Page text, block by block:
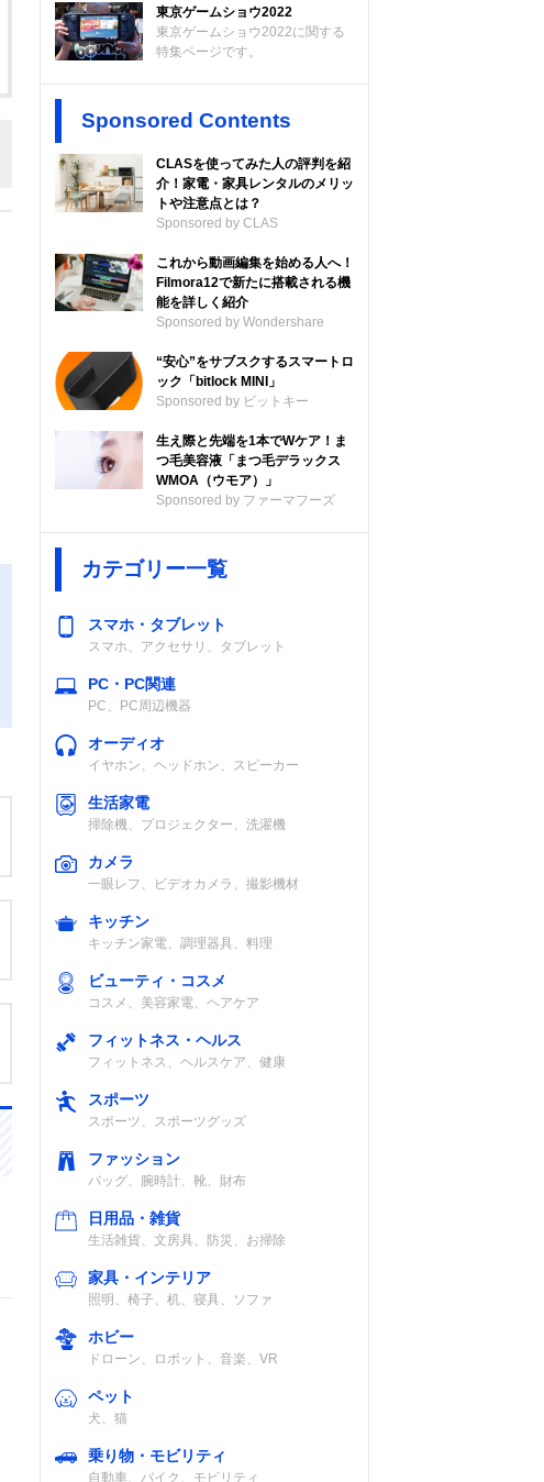
東京ゲームショウ2022
東京ゲームショウ2022に関する
特集ページです。
Sponsored Contents
CLASを使ってみた人の評判を紹
介！家電・家具レンタルのメリッ
トや注意点とは？
Sponsored by CLAS
これから動画編集を始める人へ！
Filmora12で新たに搭載される機
能を詳しく紹介
Sponsored by Wondershare
“安心”をサブスクするスマートロ
ック「bitlock MINI」
Sponsored by ビットキー
生え際と先端を1本でWケア！ま
つ毛美容液「まつ毛デラックス
WMOA（ウモア）」
Sponsored by ファーマフーズ
カテゴリー一覧
スマホ・タブレット
スマホ、アクセサリ、タブレット
PC・PC関連
PC、PC周辺機器
オーディオ
イヤホン、ヘッドホン、スピーカー
生活家電
掃除機、プロジェクター、洗濯機
カメラ
一眼レフ、ビデオカメラ、撮影機材
キッチン
キッチン家電、調理器具、料理
ビューティ・コスメ
コスメ、美容家電、ヘアケア
フィットネス・ヘルス
フィットネス、ヘルスケア、健康
スポーツ
スポーツ、スポーツグッズ
ファッション
バッグ、腕時計、靴、財布
日用品・雑貨
生活雑貨、文房具、防災、お掃除
家具・インテリア
照明、椅子、机、寝具、ソファ
ホビー
ドローン、ロボット、音楽、VR
ペット
犬、猫
乗り物・モビリティ
自動車、バイク、モビリティ